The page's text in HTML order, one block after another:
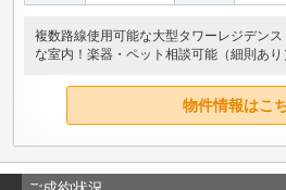
複数路線使用可能な大型タワーレジデン
な室内！楽器・ペット相談可能（細則あり
物件情報はこ